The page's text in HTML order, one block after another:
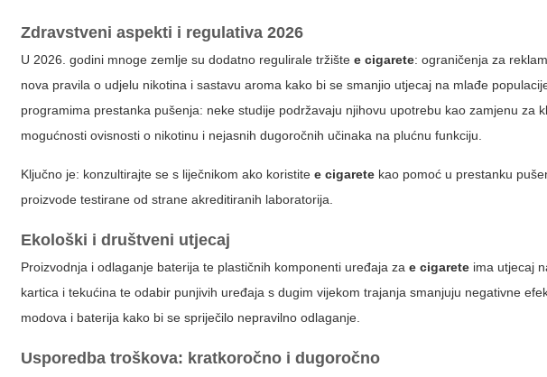
Zdravstveni aspekti i regulativa 2026
U 2026. godini mnoge zemlje su dodatno regulirale tržištee cigarete: ograničenja za
nova pravila o udjelu nikotina i sastavu aroma kako bi se smanjio utjecaj na mlađe
programima prestanka pušenja: neke studije podržavaju njihovu upotrebu kao zamjenu za
mogućnosti ovisnosti o nikotinu i nejasnih dugoročnih učinaka na plućnu funkciju.
Ključno je: konzultirajte se s liječnikom ako koristitee cigarete kao pomoć u prestanku
proizvode testirane od strane akreditiranih laboratorija.
Ekološki i društveni utjecaj
Proizvodnja i odlaganje baterija te plastičnih komponenti uređaja zae cigarete ima utjecaj
kartica i tekućina te odabir punjivih uređaja s dugim vijekom trajanja smanjuju negativne
modova i baterija kako bi se spriječilo nepravilno odlaganje.
Usporedba troškova: kratkoročno i dugoročno